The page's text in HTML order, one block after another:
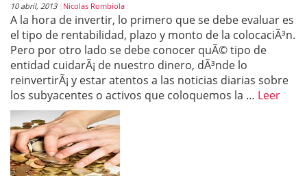
10 abril, 2013 Nicolas Rombiola
A la hora de invertir, lo primero que se debe evaluar es
el tipo de rentabilidad, plazo y monto de la colocaciÃ³n.
Pero por otro lado se debe conocer quÃ© tipo de
entidad cuidarÃ¡ de nuestro dinero, dÃ³nde lo
reinvertirÃ¡ y estar atentos a las noticias diarias sobre
los subyacentes o activos que coloquemos la … Leer